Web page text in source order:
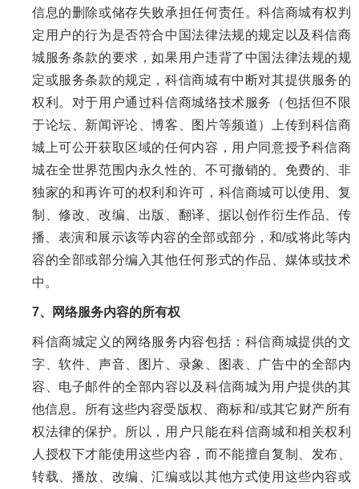
信息的删除或储存失败承担任何责任。科信商城有权判
定用户的行为是否符合中国法律法规的规定以及科信商
城服务条款的要求，如果用户违背了中国法律法规的规
定或服务条款的规定，科信商城有中断对其提供服务的
权利。对于用户通过科信商城络技术服务（包括但不限
于论坛、新闻评论、博客、图片等频道）上传到科信商
城上可公开获取区域的任何内容，用户同意授予科信商
城在全世界范围内永久性的、不可撤销的、免费的、非
独家的和再许可的权利和许可，科信商城可以使用、复
制、修改、改编、出版、翻译、据以创作衍生作品、传
播、表演和展示该等内容的全部或部分，和/或将此等内
容的全部或部分编入其他任何形式的作品、媒体或技术
中。
7、网络服务内容的所有权
科信商城定义的网络服务内容包括：科信商城提供的文
字、软件、声音、图片、录象、图表、广告中的全部内
容、电子邮件的全部内容以及科信商城为用户提供的其
他信息。所有这些内容受版权、商标和/或其它财产所有
权法律的保护。所以，用户只能在科信商城和相关权利
人授权下才能使用这些内容，而不能擅自复制、发布、
转载、播放、改编、汇编或以其他方式使用这些内容或